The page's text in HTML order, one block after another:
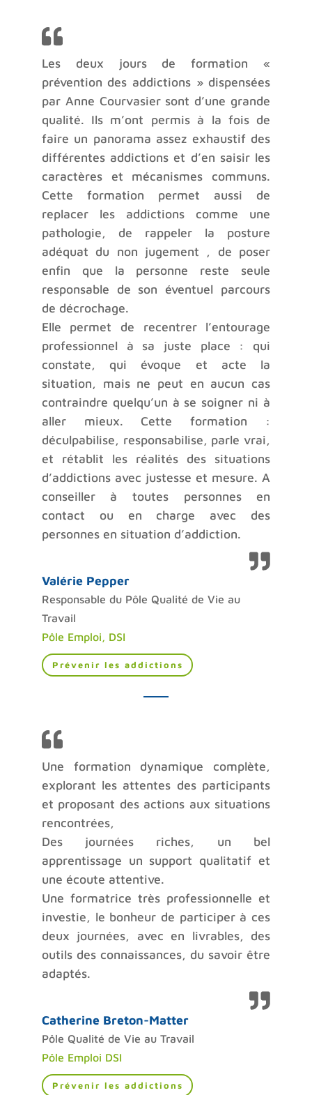
Les deux jours de formation «
prévention des addictions » dispensées
par Anne Courvasier sont d’une grande
qualité. Ils m’ont permis à la fois de
faire un panorama assez exhaustif des
différentes addictions et d’en saisir les
caractères et mécanismes communs.
Cette formation permet aussi de
replacer les addictions comme une
pathologie, de rappeler la posture
adéquat du non jugement , de poser
enfin que la personne reste seule
responsable de son éventuel parcours
de décrochage.
Elle permet de recentrer l’entourage
professionnel à sa juste place : qui
constate, qui évoque et acte la
situation, mais ne peut en aucun cas
contraindre quelqu’un à se soigner ni à
aller mieux. Cette formation :
déculpabilise, responsabilise, parle vrai,
et rétablit les réalités des situations
d’addictions avec justesse et mesure. A
conseiller à toutes personnes en
contact ou en charge avec des
personnes en situation d’addiction.
Valérie Pepper
Responsable du Pôle Qualité de Vie au
Travail
Pôle Emploi, DSI
Prévenir les addictions
Une formation dynamique complète,
explorant les attentes des participants
et proposant des actions aux situations
rencontrées,
Des journées riches, un bel
apprentissage un support qualitatif et
une écoute attentive.
Une formatrice très professionnelle et
investie, le bonheur de participer à ces
deux journées, avec en livrables, des
outils des connaissances, du savoir être
adaptés.
Catherine Breton-Matter
Pôle Qualité de Vie au Travail
Pôle Emploi DSI
Prévenir les addictions